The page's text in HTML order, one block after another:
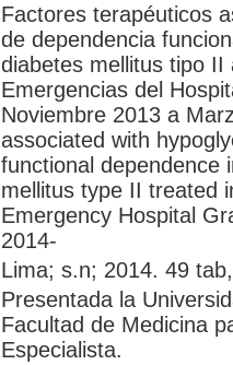
Factores terapéuticos
de dependencia
diabetes mellitus tipo II
Emergencias del
Noviembre 2013 a
associated with
functional dependence
mellitus type II treated
Emergency Hospital
2014-
Lima; s.n; 2014. 49
Presentada la
Facultad de Medicina
Especialista.